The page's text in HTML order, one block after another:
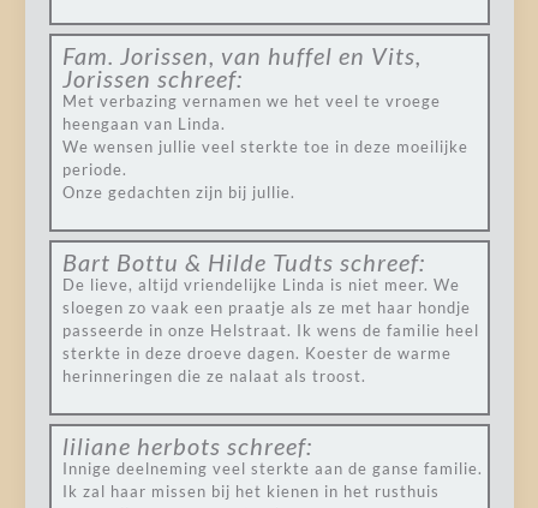
Fam. Jorissen, van huffel en Vits,
Jorissen schreef:
Met verbazing vernamen we het veel te vroege
heengaan van Linda.
We wensen jullie veel sterkte toe in deze moeilijke
periode.
Onze gedachten zijn bij jullie.
Bart Bottu & Hilde Tudts schreef:
De lieve, altijd vriendelijke Linda is niet meer. We
sloegen zo vaak een praatje als ze met haar hondje
passeerde in onze Helstraat. Ik wens de familie heel
sterkte in deze droeve dagen. Koester de warme
herinneringen die ze nalaat als troost.
liliane herbots schreef:
Innige deelneming veel sterkte aan de ganse familie.
Ik zal haar missen bij het kienen in het rusthuis